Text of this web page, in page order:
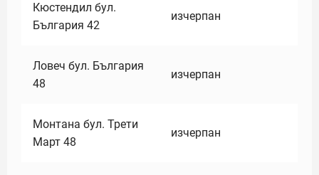
Кюстендил бул.
България 42
изчерпан
Ловеч бул. България
48
изчерпан
Монтана бул. Трети
Март 48
изчерпан